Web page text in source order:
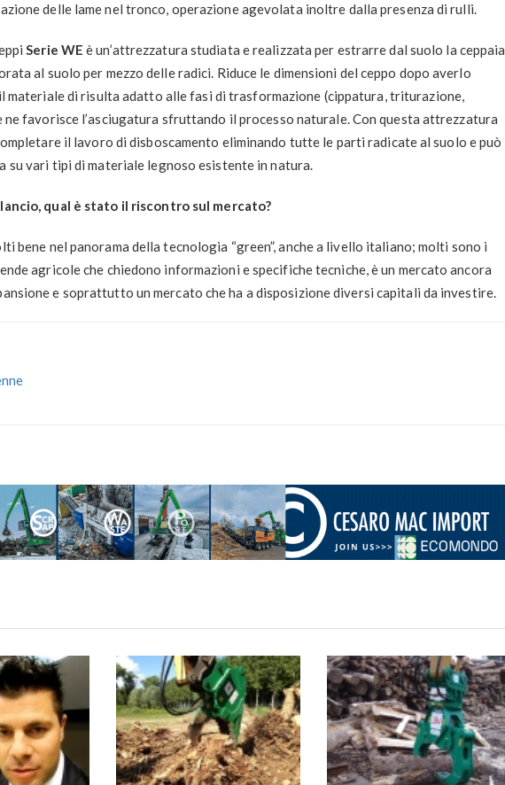
delle lame nel tronco, operazione agevolata inoltre dalla presenza di rulli.
Serie WE è un’attrezzatura studiata e realizzata per estrarre dal suolo la ceppaia
al suolo per mezzo delle radici. Riduce le dimensioni del ceppo dopo averlo
materiale di risulta adatto alle fasi di trasformazione (cippatura, triturazione,
ne favorisce l’asciugatura sfruttando il processo naturale. Con questa attrezzatura
il lavoro di disboscamento eliminando tutte le parti radicate al suolo e può
su vari tipi di materiale legnoso esistente in natura.
qual è stato il riscontro sul mercato?
bene nel panorama della tecnologia “green”, anche a livello italiano; molti sono i
agricole che chiedono informazioni e specifiche tecniche, è un mercato ancora
e soprattutto un mercato che ha a disposizione diversi capitali da investire.